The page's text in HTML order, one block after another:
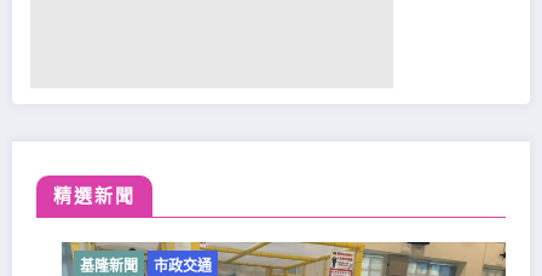
精選新聞
基隆新聞 市政交通